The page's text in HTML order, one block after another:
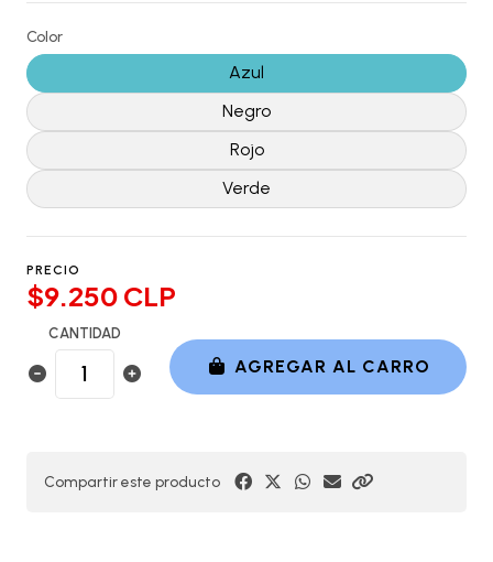
Color
Azul
Negro
Rojo
Verde
PRECIO
$9.250 CLP
CANTIDAD
AGREGAR AL CARRO
Compartir este producto